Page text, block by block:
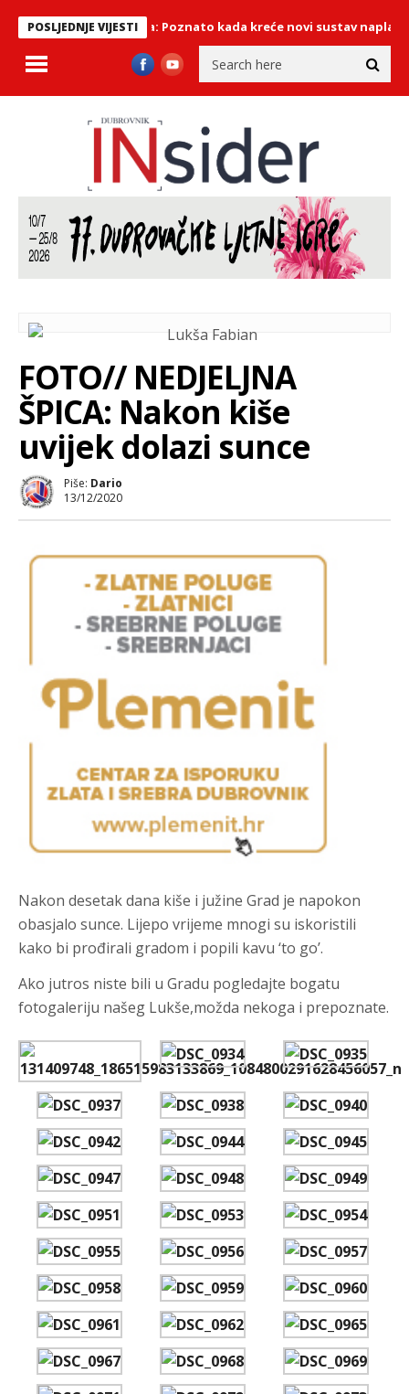
POSLJEDNJE VIJESTI
autocestama: Poznato kada kreće novi sustav naplate
FOTO// NEDJELJNA
ŠPICA: Nakon kiše
uvijek dolazi sunce
Piše: Dario
13/12/2020
Nakon desetak dana kiše i južine Grad je napokon
obasjalo sunce. Lijepo vrijeme mnogi su iskoristili
kako bi prođirali gradom i popili kavu ‘to go’.
Ako jutros niste bili u Gradu pogledajte bogatu
fotogaleriju našeg Lukše,možda nekoga i prepoznate.